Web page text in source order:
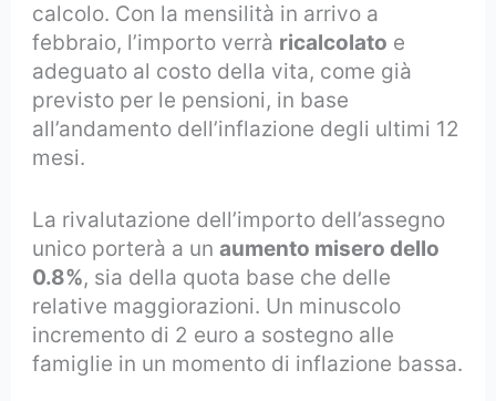
calcolo. Con la mensilità in arrivo a
febbraio, l’importo verrà ricalcolato e
adeguato al costo della vita, come già
previsto per le pensioni, in base
all’andamento dell’inflazione degli ultimi 12
mesi.
La rivalutazione dell’importo dell’assegno
unico porterà a unaumento misero dello
0.8%, sia della quota base che delle
relative maggiorazioni. Un minuscolo
incremento di 2 euro a sostegno alle
famiglie in un momento di inflazione bassa.